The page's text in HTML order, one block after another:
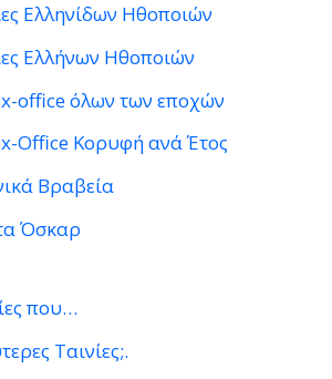
Ελληνίδων Ηθοποιών
Ελλήνων Ηθοποιών
office όλων των εποχών
Office Κορυφή ανά Έτος
Βραβεία
Όσκαρ
που…
Ταινίες;.